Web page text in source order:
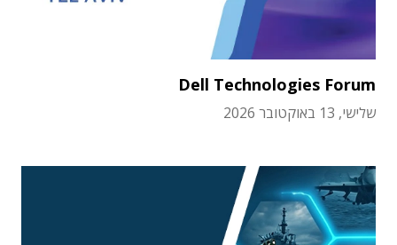
Dell Technologies Forum
שלישי, 13 באוקטובר 2026